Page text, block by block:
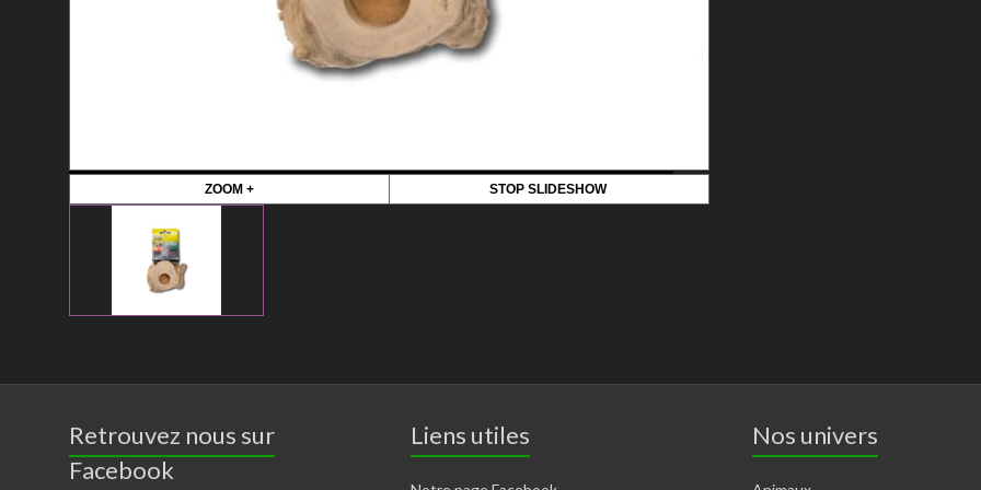
ZOOM + STOP SLIDESHOW
Retrouvez nous sur
Facebook
Liens utiles Nos univers